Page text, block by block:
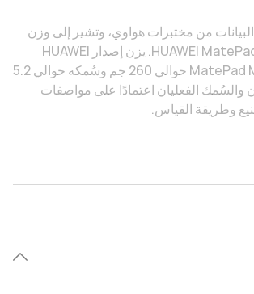
من مختبرات هواوي، وتشير إلى وزن
وسمك جهاز HUAWEI MatePad Mini. يزن إصدار HUAWEI
MatePad Mini PaperMatte حوالي 260 جم وسُمكه حوالي 5.2
والسُمك الفعليان اعتمادًا على مواصفات
وطريقة القياس.